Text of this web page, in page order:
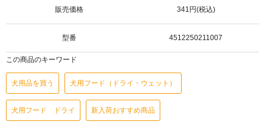
販売価格 341円(税込)
型番 4512250211007
この商品のキーワード
犬用品を買う 犬用フード（ドライ・ウェット）
犬用フード ドライ 新入荷おすすめ商品